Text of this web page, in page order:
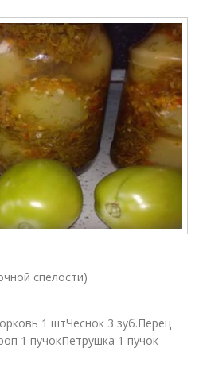
спелости)
1 штЧеснок 3 зуб.Перец
1 пучокПетрушка 1 пучок